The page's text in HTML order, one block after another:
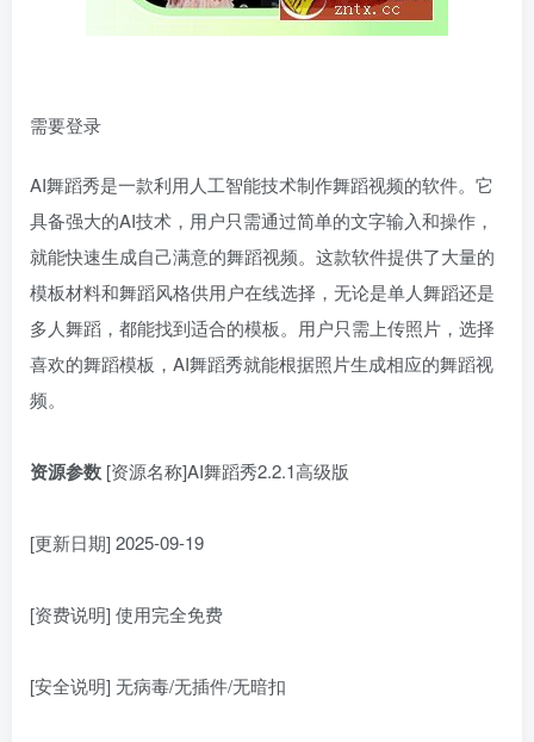
需要登录
AI舞蹈秀是一款利用人工智能技术制作舞蹈视频的软件。它
具备强大的AI技术，用户只需通过简单的文字输入和操作，
就能快速生成自己满意的舞蹈视频。这款软件提供了大量的
模板材料和舞蹈风格供用户在线选择，无论是单人舞蹈还是
多人舞蹈，都能找到适合的模板。用户只需上传照片，选择
喜欢的舞蹈模板，AI舞蹈秀就能根据照片生成相应的舞蹈视
频。
资源参数 [资源名称]AI舞蹈秀2.2.1高级版
[更新日期] 2025-09-19
[资费说明] 使用完全免费
[安全说明] 无病毒/无插件/无暗扣